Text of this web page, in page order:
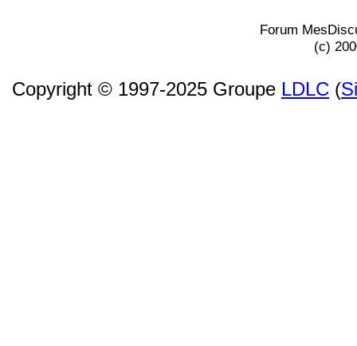
Forum
(c)
Copyright © 1997-2025 Groupe LDLC (